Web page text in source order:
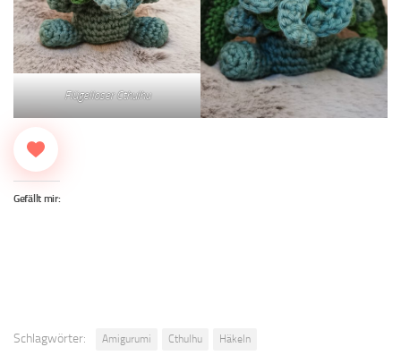
Flügelloser Cthulhu
Gefällt mir:
Schlagwörter: Amigurumi Cthulhu Häkeln